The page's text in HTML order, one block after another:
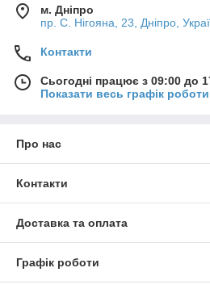
м. Дніпро
пр. С. Нігояна, 23, Дніпро,
Контакти
Сьогодні працює з 09:00 до
Показати весь графік роботи
Про нас
Контакти
Доставка та оплата
Графік роботи